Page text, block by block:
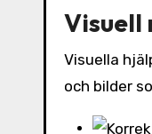
Visuella
och bilder